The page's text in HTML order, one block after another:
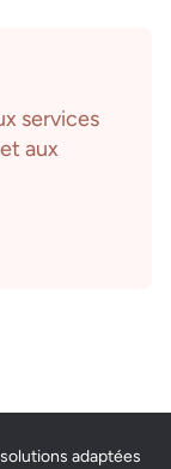
services
aux
adaptées